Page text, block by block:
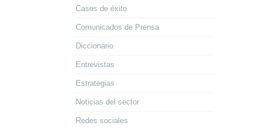
Casos de éxito
Comunicados de Prensa
Diccionario
Entrevistas
Estrategias
Noticias del sector
Redes sociales